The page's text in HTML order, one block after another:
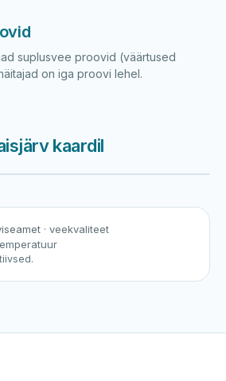
suplusvee proovid (väärtused
on iga proovi lehel.
kaardil
· veekvaliteet